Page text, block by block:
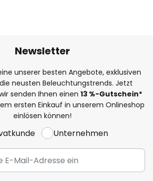
Newsletter
unserer besten Angebote, exklusiven
neusten Beleuchtungstrends. Jetzt
senden Ihnen einen 13 %-Gutschein*
ersten Einkauf in unserem Onlineshop
einlösen können!
Unternehmen